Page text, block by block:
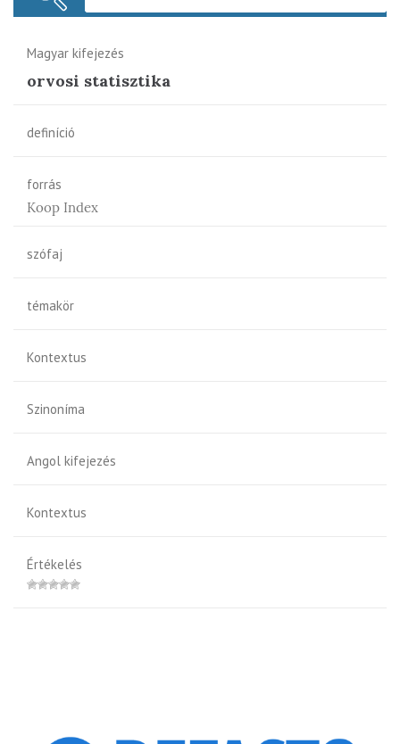
Magyar kifejezés
orvosi statisztika
definíció
forrás
Koop Index
szófaj
témakör
Kontextus
Szinoníma
Angol kifejezés
Kontextus
Értékelés